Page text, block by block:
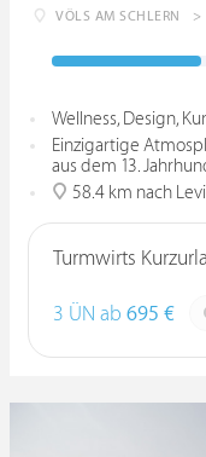
VÖLS AM SCHLERN >
Wellness, Design,
Einzigartige
aus dem 13.
58.4 km nach
Turmwirts
3 ÜN ab 695 €